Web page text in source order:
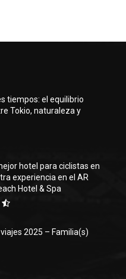
tiempos: el equilibrio
Tokio, naturaleza y
hotel para ciclistas en
experiencia en el AR
Hotel & Spa
2025 – Familia(s)